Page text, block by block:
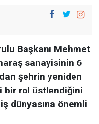
Başkanı Mehmet
sanayisinin 6
şehrin yeniden
bir rol üstlendiğini
dünyasına önemli